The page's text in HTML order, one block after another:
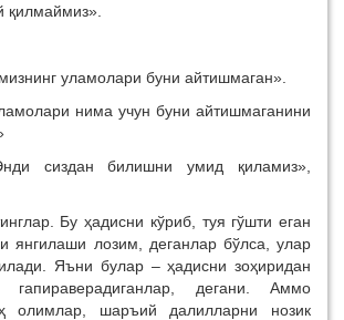
қилмаймиз».
уламолари буни айтишмаган».
нима учун буни айтишмаганини
сиздан билишни умид қиламиз»,
Бу ҳадисни кўриб, туя гўшти еган
янгилаши лозим, деганлар бўлса, улар
Яъни булар – ҳадисни зоҳиридан
гапираверадиганлар, дегани. Аммо
олимлар, шаръий далилларни нозик